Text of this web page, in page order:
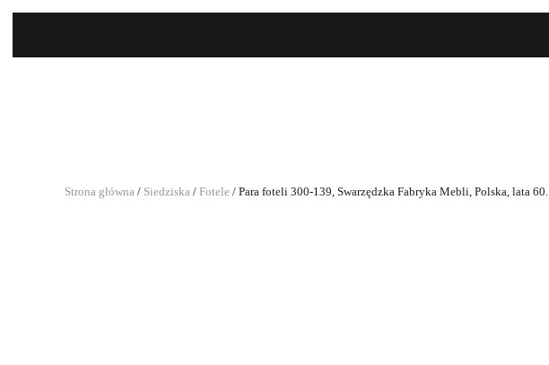
Strona główna / Siedziska / Fotele / Para foteli 300-139, Swarzędzka Fabryka Mebli, Polska, lata 60.